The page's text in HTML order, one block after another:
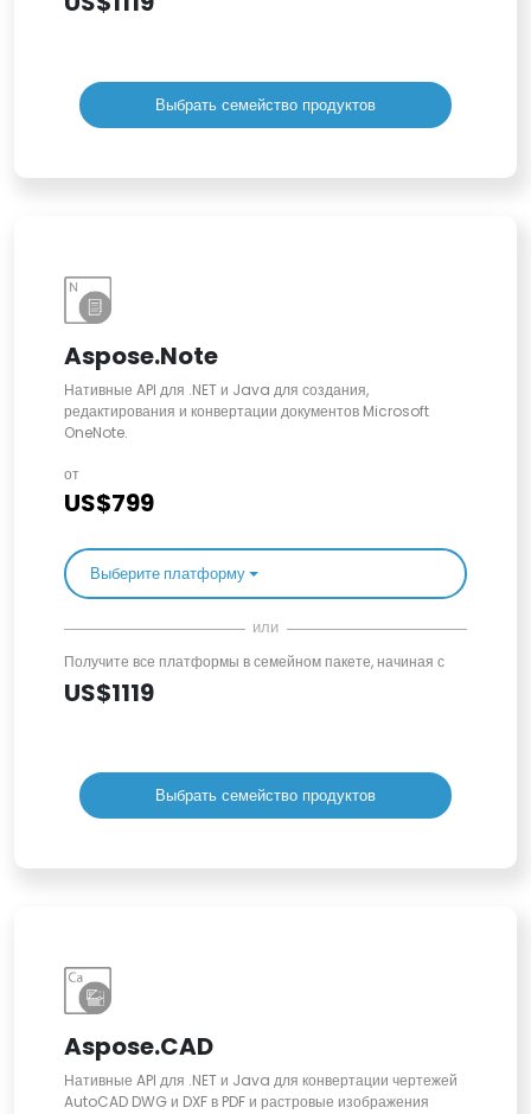
Выбрать семейство продуктов
Aspose.Note
Нативные API для .NET и Java для создания,
редактирования и конвертации документов Microsoft
OneNote.
от
US$799
Выберите платформу
или
Получите все платформы в семейном пакете, начиная с
US$1119
Выбрать семейство продуктов
Aspose.CAD
Нативные API для .NET и Java для конвертации чертежей
AutoCAD DWG и DXF в PDF и растровые изображения